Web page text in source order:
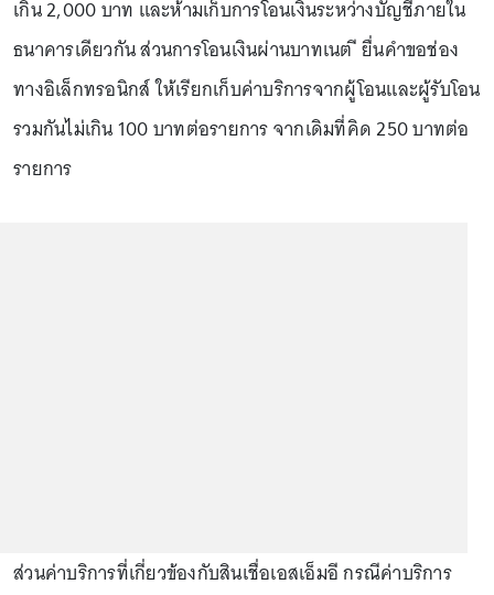
เกิน 2,000 บาท และห้ามเก็บการโอนเงินระหว่างบัญชีภายใน
ธนาคารเดียวกัน ส่วนการโอนเงินผ่านบาทเนต ี ยื่นคำขอช่อง
ทางอิเล็กทรอนิกส์ ให้เรียกเก็บค่าบริการจากผู้โอนและผู้รับโอน
รวมกันไม่เกิน 100 บาทต่อรายการ จากเดิมที่คิด 250 บาทต่อ
รายการ
ส่วนค่าบริการที่เกี่ยวข้องกับสินเชื่อเอสเอ็มอี กรณีค่าบริการ